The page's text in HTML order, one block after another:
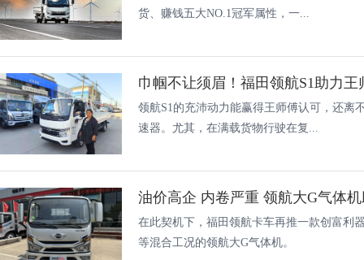
货、赚钱五大NO.1冠军属性，一...
巾帼不让须眉！福田领航S1助力王
领航S1的充沛动力能赢得王师傅认可，还离
速器。尤其，在满载货物行驶在复...
油价高企 内卷严重 领航大G气体
在此契机下，福田领航卡车再推一款创富
等混合工况的领航大G气体机。